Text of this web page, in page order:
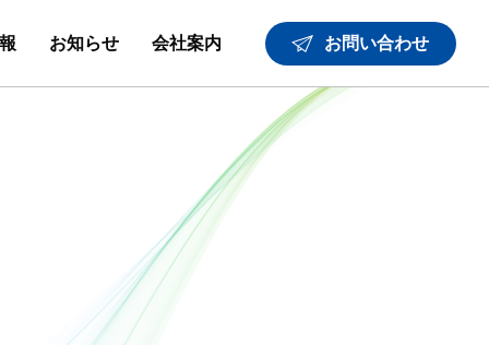
お知らせ 会社案内 お問い合わせ